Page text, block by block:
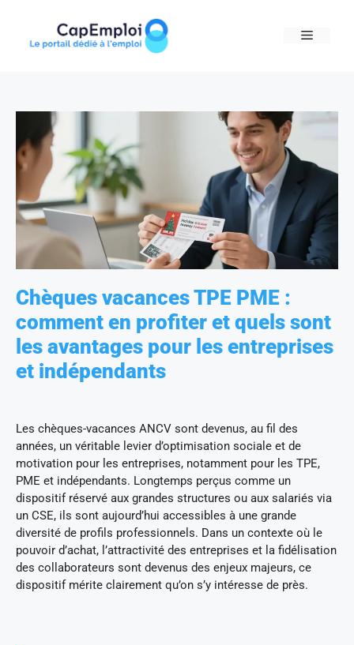
content
MENU
Chèques vacances TPE PME :
comment en profiter et quels sont
les avantages pour les entreprises
et indépendants
Les chèques-vacances ANCV sont devenus, au fil des
années, un véritable levier d’optimisation sociale et de
motivation pour les entreprises, notamment pour les TPE,
PME et indépendants. Longtemps perçus comme un
dispositif réservé aux grandes structures ou aux salariés via
un CSE, ils sont aujourd’hui accessibles à une grande
diversité de profils professionnels. Dans un contexte où le
pouvoir d’achat, l’attractivité des entreprises et la fidélisation
des collaborateurs sont devenus des enjeux majeurs, ce
dispositif mérite clairement qu’on s’y intéresse de près.